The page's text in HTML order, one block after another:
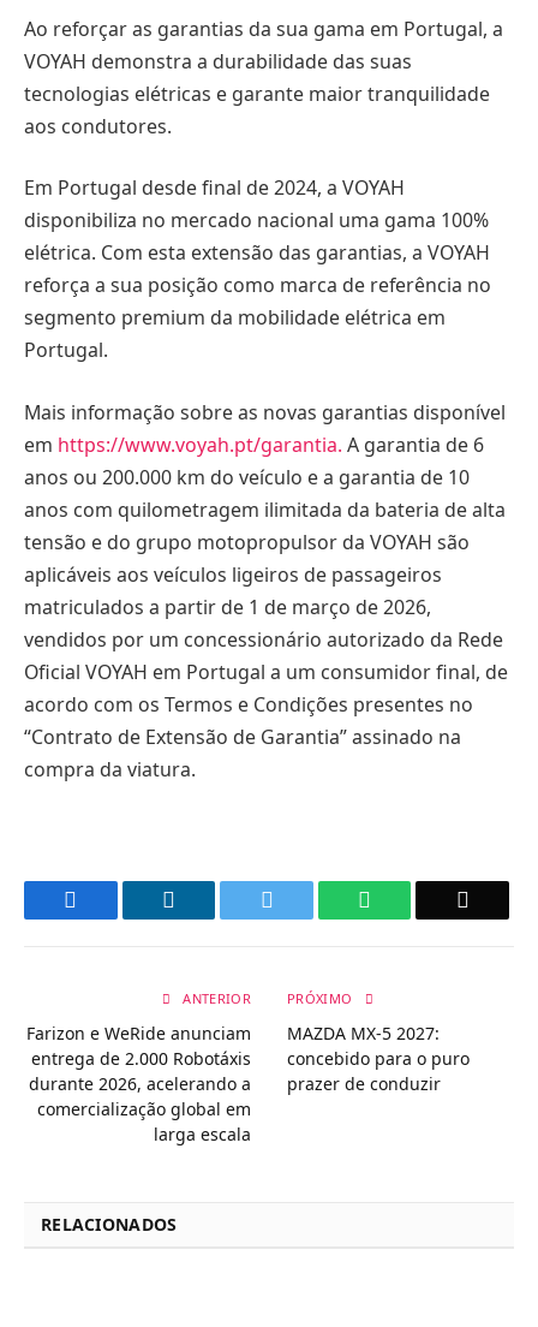
Ao reforçar as garantias da sua gama em Portugal, a
VOYAH demonstra a durabilidade das suas
tecnologias elétricas e garante maior tranquilidade
aos condutores.
Em Portugal desde final de 2024, a VOYAH
disponibiliza no mercado nacional uma gama 100%
elétrica. Com esta extensão das garantias, a VOYAH
reforça a sua posição como marca de referência no
segmento premium da mobilidade elétrica em
Portugal.
Mais informação sobre as novas garantias disponível
em https://www.voyah.pt/garantia. A garantia de 6
anos ou 200.000 km do veículo e a garantia de 10
anos com quilometragem ilimitada da bateria de alta
tensão e do grupo motopropulsor da VOYAH são
aplicáveis aos veículos ligeiros de passageiros
matriculados a partir de 1 de março de 2026,
vendidos por um concessionário autorizado da Rede
Oficial VOYAH em Portugal a um consumidor final, de
acordo com os Termos e Condições presentes no
“Contrato de Extensão de Garantia” assinado na
compra da viatura.
WhatsApp
ANTERIOR
Farizon e WeRide anunciam
entrega de 2.000 Robotáxis
durante 2026, acelerando a
comercialização global em
larga escala
PRÓXIMO
MAZDA MX-5 2027:
concebido para o puro
prazer de conduzir
RELACIONADOS